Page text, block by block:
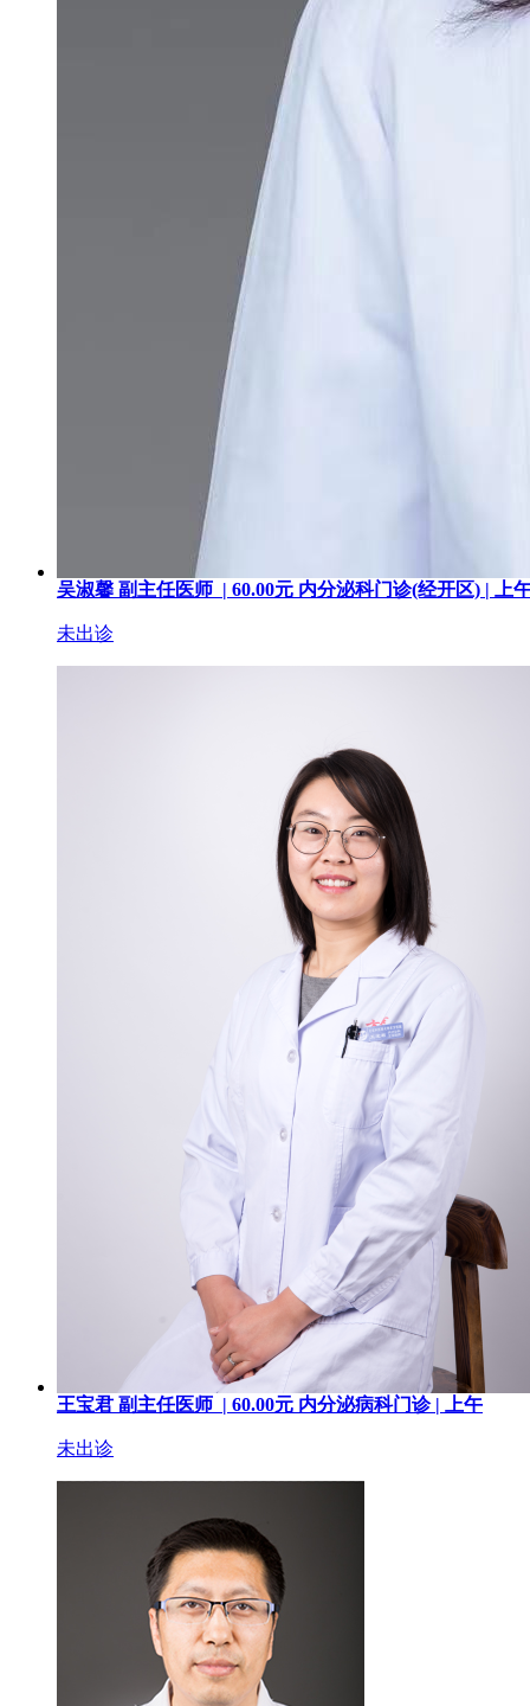
吴淑馨 副主任医师 | 60.00元 内分泌科门诊(经开区) | 上
未出诊
王宝君 副主任医师 | 60.00元 内分泌病科门诊 | 上午
未出诊